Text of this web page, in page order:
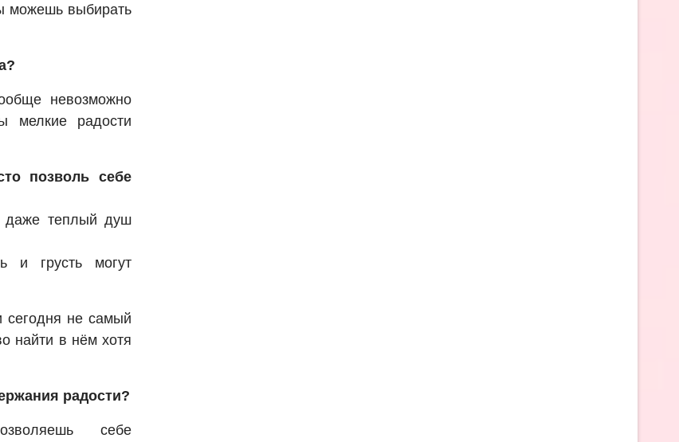
можешь выбирать
невозможно
мелкие радости
позволь себе
даже теплый душ
и грусть могут
не самый
найти в нём хотя
радости?
себе